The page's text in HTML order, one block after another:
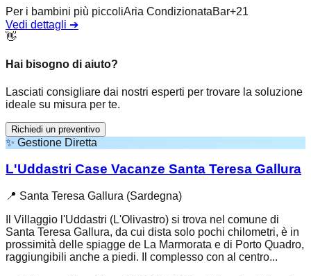
Per i bambini più piccoliAria CondizionataBar+21
Vedi dettagli ➔
👋
Hai bisogno di aiuto?
Lasciati consigliare dai nostri esperti per trovare la soluzione
ideale su misura per te.
Richiedi un preventivo
✨ Gestione Diretta
L'Uddastri Case Vacanze Santa Teresa Gallura
📍 Santa Teresa Gallura (Sardegna)
Il Villaggio l'Uddastri (L'Olivastro) si trova nel comune di
Santa Teresa Gallura, da cui dista solo pochi chilometri, è in
prossimità delle spiagge de La Marmorata e di Porto Quadro,
raggiungibili anche a piedi. Il complesso con al centro...